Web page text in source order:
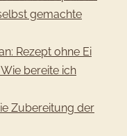
gemachte
Rezept ohne Ei
bereite ich
Zubereitung der